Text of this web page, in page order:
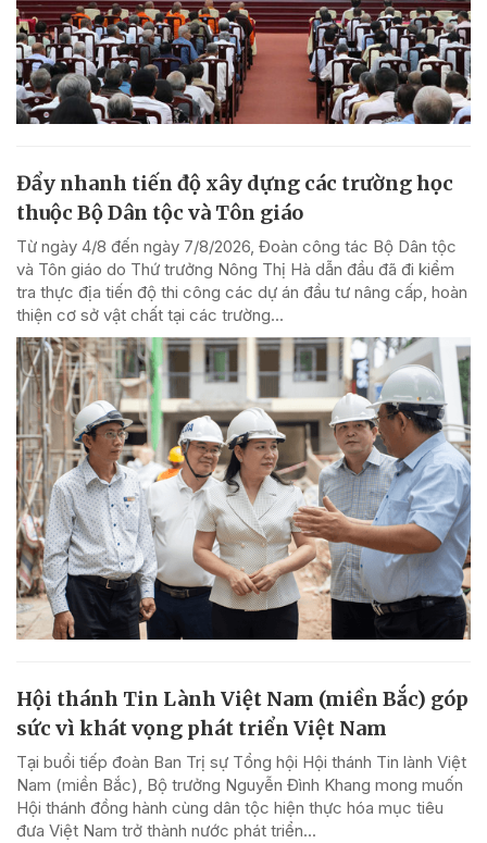
Đẩy nhanh tiến độ xây dựng các trường học
thuộc Bộ Dân tộc và Tôn giáo
Từ ngày 4/8 đến ngày 7/8/2026, Đoàn công tác Bộ Dân tộc
và Tôn giáo do Thứ trưởng Nông Thị Hà dẫn đầu đã đi kiểm
tra thực địa tiến độ thi công các dự án đầu tư nâng cấp, hoàn
thiện cơ sở vật chất tại các trường...
Hội thánh Tin Lành Việt Nam (miền Bắc) góp
sức vì khát vọng phát triển Việt Nam
Tại buổi tiếp đoàn Ban Trị sự Tổng hội Hội thánh Tin lành Việt
Nam (miền Bắc), Bộ trưởng Nguyễn Đình Khang mong muốn
Hội thánh đồng hành cùng dân tộc hiện thực hóa mục tiêu
đưa Việt Nam trở thành nước phát triển...